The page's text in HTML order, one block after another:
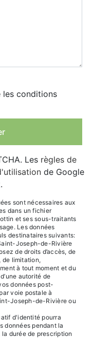
les conditions
Les règles de
de Google
sont nécessaires aux
dans un fichier
et ses sous-traitants
Les données
destinataires suivants:
Joseph-de-Rivière
de droits d’accès, de
de limitation,
à tout moment et du
autorité de
données post-
voie postale à
Joseph-de-Rivière ou
d'identité pourra
données pendant la
durée de prescription